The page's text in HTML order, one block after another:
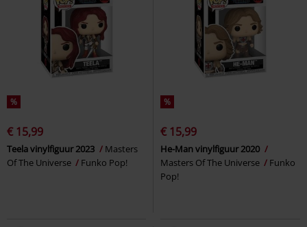
%
€ 15,99
Teela vinylfiguur 2023
Masters
Of The Universe
Funko Pop!
%
€ 15,99
He-Man vinylfiguur 2020
Masters Of The Universe
Funko
Pop!